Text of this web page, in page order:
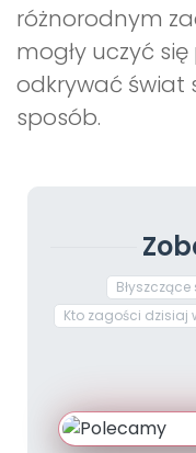
różnorodnym
mogły uczyć
odkrywać świat
sposób.
Błyszczące
Kto zagości dzisiaj